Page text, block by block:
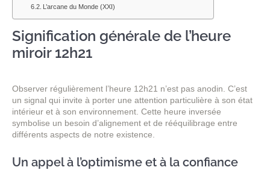
L’arcane du Monde (XXI)
Signification générale de l’heure
miroir 12h21
Observer régulièrement l’heure 12h21 n’est pas anodin. C’est
un signal qui invite à porter une attention particulière à son état
intérieur et à son environnement. Cette heure inversée
symbolise un besoin d’alignement et de rééquilibrage entre
différents aspects de notre existence.
Un appel à l’optimisme et à la confiance